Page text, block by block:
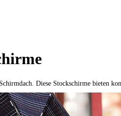
Diese Stockschirme bieten